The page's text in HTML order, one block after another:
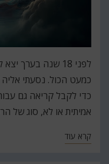
לפני 18 שנה
כמעט הכול. נסעתי
כדי לקבל קריאה גם
אמיתית או לא, סוג של
קרא עוד